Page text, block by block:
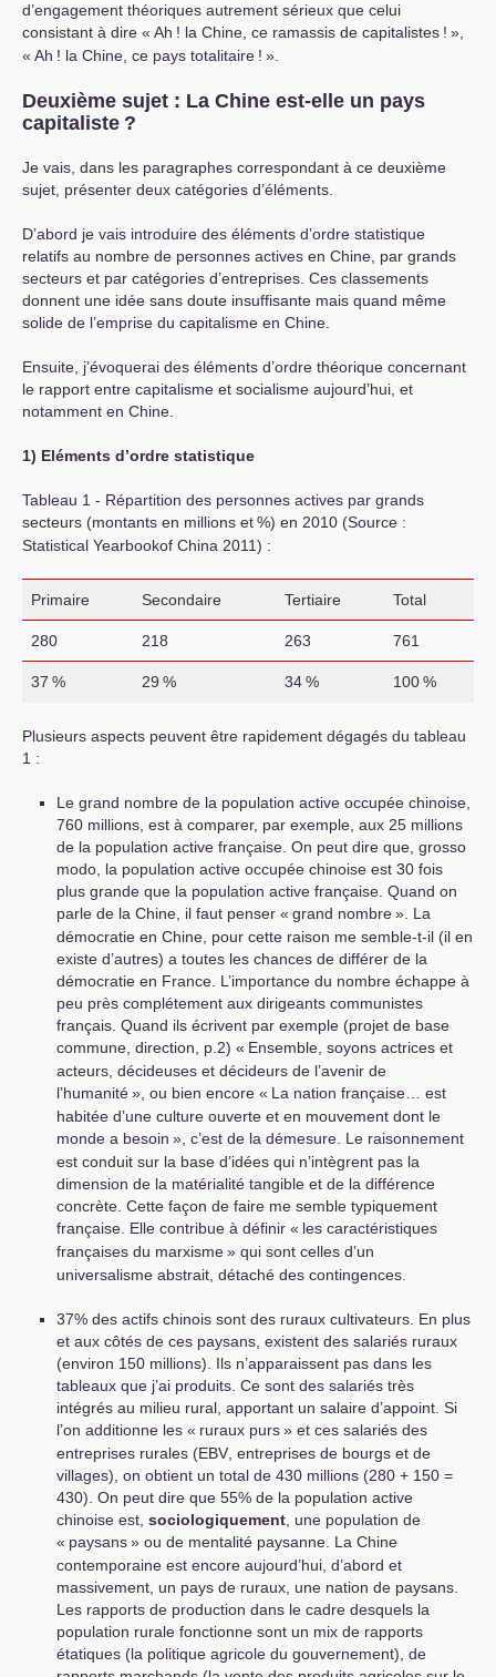
d’engagement théoriques autrement sérieux que celui
consistant à dire « Ah ! la Chine, ce ramassis de capitalistes ! »,
« Ah ! la Chine, ce pays totalitaire ! ».
Deuxième sujet : La Chine est-elle un pays
capitaliste ?
Je vais, dans les paragraphes correspondant à ce deuxième
sujet, présenter deux catégories d’éléments.
D’abord je vais introduire des éléments d’ordre statistique
relatifs au nombre de personnes actives en Chine, par grands
secteurs et par catégories d’entreprises. Ces classements
donnent une idée sans doute insuffisante mais quand même
solide de l’emprise du capitalisme en Chine.
Ensuite, j’évoquerai des éléments d’ordre théorique concernant
le rapport entre capitalisme et socialisme aujourd’hui, et
notamment en Chine.
1) Eléments d’ordre statistique
Tableau 1 - Répartition des personnes actives par grands
secteurs (montants en millions et%) en 2010 (Source :
Statistical Yearbookof China 2011) :
Primaire Secondaire Tertiaire Total
280 218 263 761
37 % 29 % 34% 100%
Plusieurs aspects peuvent être rapidement dégagés du tableau
1 :
Le grand nombre de la population active occupée chinoise,
760 millions, est à comparer, par exemple, aux 25 millions
de la population active française. On peut dire que, grosso
modo, la population active occupée chinoise est 30 fois
plus grande que la population active française. Quand on
parle de la Chine, il faut penser « grand nombre». La
démocratie en Chine, pour cette raison me semble-t-il (il en
existe d’autres) a toutes les chances de différer de la
démocratie en France. L’importance du nombre échappe à
peu près complétement aux dirigeants communistes
français. Quand ils écrivent par exemple (projet de base
commune, direction, p.2) « Ensemble, soyons actrices et
acteurs, décideuses et décideurs de l’avenir de
l’humanité», ou bien encore « La nation française… est
habitée d’une culture ouverte et en mouvement dont le
monde a besoin », c’est de la démesure. Le raisonnement
est conduit sur la base d’idées qui n’intègrent pas la
dimension de la matérialité tangible et de la différence
concrète. Cette façon de faire me semble typiquement
française. Elle contribue à définir « les caractéristiques
françaises du marxisme» qui sont celles d’un
universalisme abstrait, détaché des contingences.
37% des actifs chinois sont des ruraux cultivateurs. En plus
et aux côtés de ces paysans, existent des salariés ruraux
(environ 150 millions). Ils n’apparaissent pas dans les
tableaux que j’ai produits. Ce sont des salariés très
intégrés au milieu rural, apportant un salaire d’appoint. Si
l’on additionne les « ruraux purs» et ces salariés des
entreprises rurales (EBV , entreprises de bourgs et de
villages), on obtient un total de 430 millions (280 + 150 =
430). On peut dire que 55% de la population active
chinoise est, sociologiquement , une population de
« paysans» ou de mentalité paysanne. La Chine
contemporaine est encore aujourd’hui, d’abord et
massivement, un pays de ruraux, une nation de paysans.
Les rapports de production dans le cadre desquels la
population rurale fonctionne sont un mix de rapports
étatiques (la politique agricole du gouvernement), de